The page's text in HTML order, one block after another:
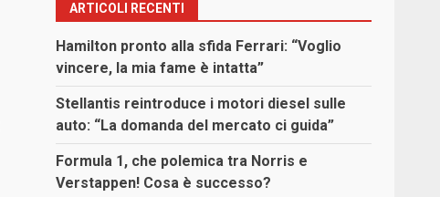
ARTICOLI RECENTI
Hamilton pronto alla sfida Ferrari: “Voglio
vincere, la mia fame è intatta”
Stellantis reintroduce i motori diesel sulle
auto: “La domanda del mercato ci guida”
Formula 1, che polemica tra Norris e
Verstappen! Cosa è successo?